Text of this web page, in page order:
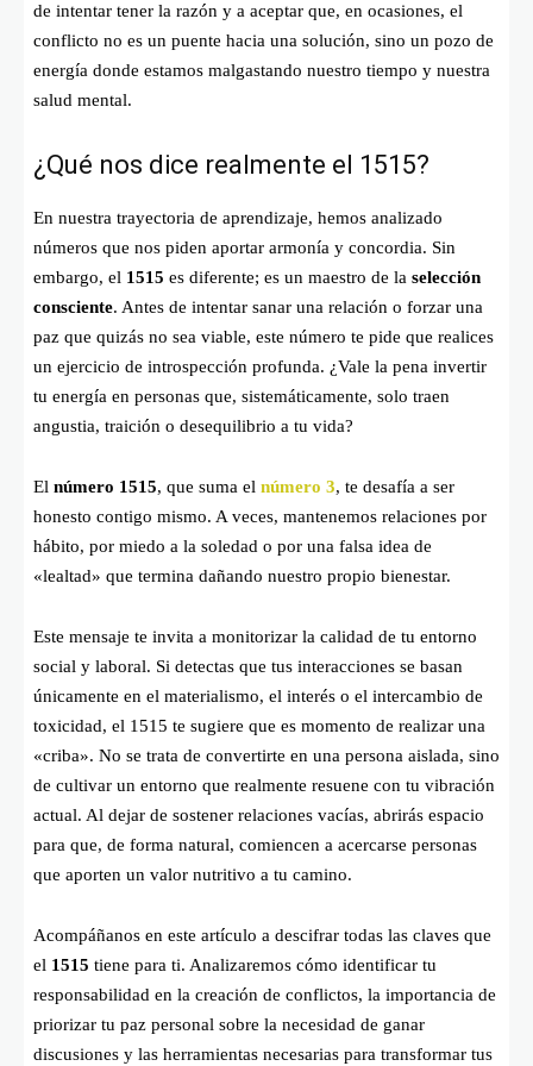
de intentar tener la razón y a aceptar que, en ocasiones, el
conflicto no es un puente hacia una solución, sino un pozo de
energía donde estamos malgastando nuestro tiempo y nuestra
salud mental.
¿Qué nos dice realmente el 1515?
En nuestra trayectoria de aprendizaje, hemos analizado
números que nos piden aportar armonía y concordia. Sin
embargo, el 1515 es diferente; es un maestro de la selección
consciente. Antes de intentar sanar una relación o forzar una
paz que quizás no sea viable, este número te pide que realices
un ejercicio de introspección profunda. ¿Vale la pena invertir
tu energía en personas que, sistemáticamente, solo traen
angustia, traición o desequilibrio a tu vida?
El número 1515, que suma el número 3, te desafía a ser
honesto contigo mismo. A veces, mantenemos relaciones por
hábito, por miedo a la soledad o por una falsa idea de
«lealtad» que termina dañando nuestro propio bienestar.
Este mensaje te invita a monitorizar la calidad de tu entorno
social y laboral. Si detectas que tus interacciones se basan
únicamente en el materialismo, el interés o el intercambio de
toxicidad, el 1515 te sugiere que es momento de realizar una
«criba». No se trata de convertirte en una persona aislada, sino
de cultivar un entorno que realmente resuene con tu vibración
actual. Al dejar de sostener relaciones vacías, abrirás espacio
para que, de forma natural, comiencen a acercarse personas
que aporten un valor nutritivo a tu camino.
Acompáñanos en este artículo a descifrar todas las claves que
el 1515 tiene para ti. Analizaremos cómo identificar tu
responsabilidad en la creación de conflictos, la importancia de
priorizar tu paz personal sobre la necesidad de ganar
discusiones y las herramientas necesarias para transformar tus